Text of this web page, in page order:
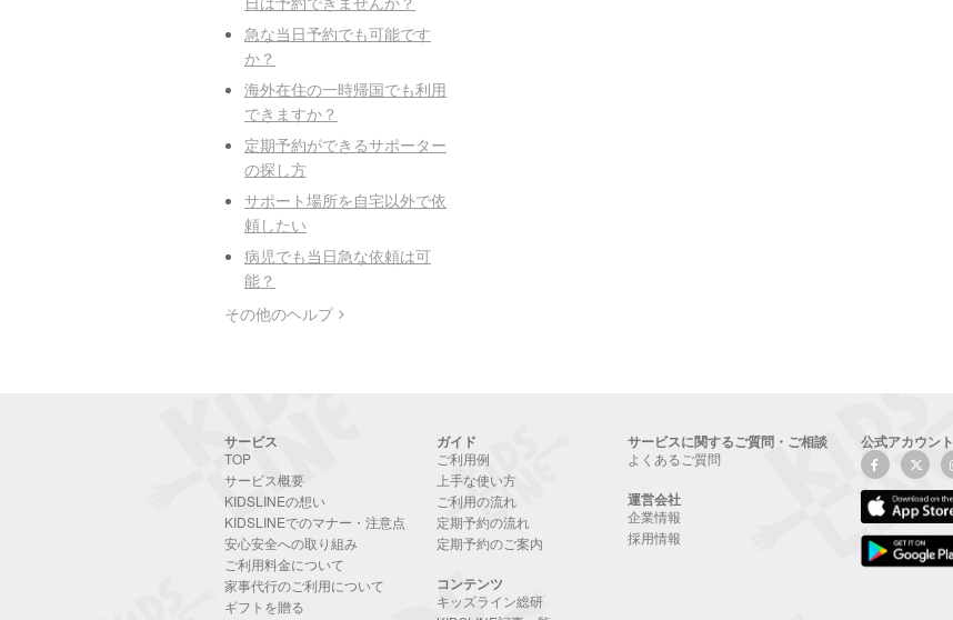
急な当日予約でも可能です
か？
海外在住の一時帰国でも利用
できますか？
定期予約ができるサポーター
の探し方
サポート場所を自宅以外で依
頼したい
病児でも当日急な依頼は可
能？
その他のヘルプ
サービス
TOP
サービス概要
KIDSLINEの想い
KIDSLINEでのマナー・注意点
安心安全への取り組み
ご利用料金について
家事代行のご利用について
ギフトを贈る
ガイド
ご利用例
上手な使い方
ご利用の流れ
定期予約の流れ
定期予約のご案内
コンテンツ
キッズライン総研
サービスに関するご質問・ご相談
よくあるご質問
運営会社
企業情報
採用情報
公式アカウント